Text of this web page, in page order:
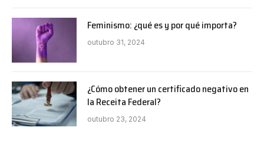
Feminismo: ¿qué es y por qué importa?
outubro 31, 2024
¿Cómo obtener un certificado negativo en
la Receita Federal?
outubro 23, 2024